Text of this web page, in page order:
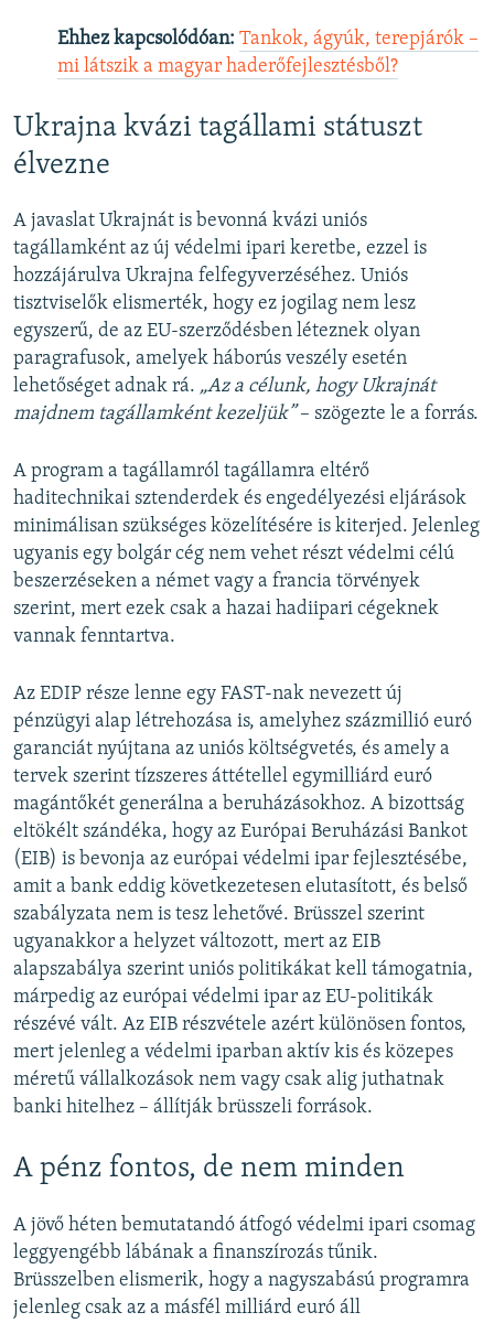
Ehhez kapcsolódóan: Tankok, ágyúk, terepjárók –
mi látszik a magyar haderőfejlesztésből?
Ukrajna kvázi tagállami státuszt
élvezne
A javaslat Ukrajnát is bevonná kvázi uniós
tagállamként az új védelmi ipari keretbe, ezzel is
hozzájárulva Ukrajna felfegyverzéséhez. Uniós
tisztviselők elismerték, hogy ez jogilag nem lesz
egyszerű, de az EU-szerződésben léteznek olyan
paragrafusok, amelyek háborús veszély esetén
lehetőséget adnak rá. „Az a célunk, hogy Ukrajnát
majdnem tagállamként kezeljük” – szögezte le a forrás.
A program a tagállamról tagállamra eltérő
haditechnikai sztenderdek és engedélyezési eljárások
minimálisan szükséges közelítésére is kiterjed. Jelenleg
ugyanis egy bolgár cég nem vehet részt védelmi célú
beszerzéseken a német vagy a francia törvények
szerint, mert ezek csak a hazai hadiipari cégeknek
vannak fenntartva.
Az EDIP része lenne egy FAST-nak nevezett új
pénzügyi alap létrehozása is, amelyhez százmillió euró
garanciát nyújtana az uniós költségvetés, és amely a
tervek szerint tízszeres áttétellel egymilliárd euró
magántőkét generálna a beruházásokhoz. A bizottság
eltökélt szándéka, hogy az Európai Beruházási Bankot
(EIB) is bevonja az európai védelmi ipar fejlesztésébe,
amit a bank eddig következetesen elutasított, és belső
szabályzata nem is tesz lehetővé. Brüsszel szerint
ugyanakkor a helyzet változott, mert az EIB
alapszabálya szerint uniós politikákat kell támogatnia,
márpedig az európai védelmi ipar az EU-politikák
részévé vált. Az EIB részvétele azért különösen fontos,
mert jelenleg a védelmi iparban aktív kis és közepes
méretű vállalkozások nem vagy csak alig juthatnak
banki hitelhez – állítják brüsszeli források.
A pénz fontos, de nem minden
A jövő héten bemutatandó átfogó védelmi ipari csomag
leggyengébb lábának a finanszírozás tűnik.
Brüsszelben elismerik, hogy a nagyszabású programra
jelenleg csak az a másfél milliárd euró áll